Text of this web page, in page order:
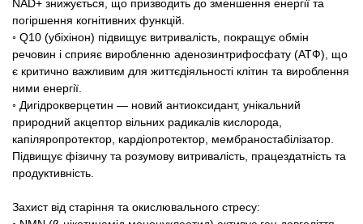
NAD+ знижується, що призводить до зменшення енергії та
погіршення когнітивних функцій.
◦ Q10 (убіхінон) підвищує витривалість, покращує обмін
речовин і сприяє виробленню аденозинтрифосфату (АТФ), що
є критично важливим для життєдіяльності клітин та вироблення
ними енергії.
◦ Дигідрокверцетин — новий антиоксидант, унікальний
природний акцептор вільних радикалів кислорода,
капіляропротектор, кардіопротектор, мембраностабілізатор.
Підвищує фізичну та розумову витривалість, працездатність та
продуктивність.
Захист від старіння та окислювального стресу: